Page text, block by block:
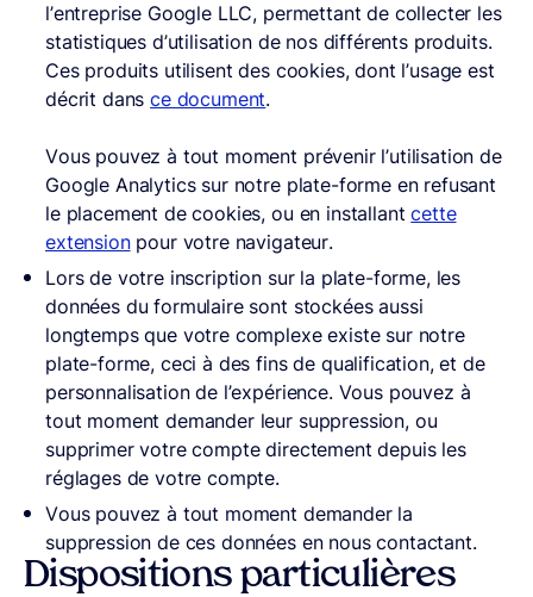
l’entreprise Google LLC, permettant de collecter les
statistiques d’utilisation de nos différents produits.
Ces produits utilisent des cookies, dont l’usage est
décrit dansce document.
Vous pouvez à tout moment prévenir l’utilisation de
Google Analytics sur notre plate-forme en refusant
le placement de cookies, ou en installantcette
extensionpour votre navigateur.
Lors de votre inscription sur la plate-forme, les
données du formulaire sont stockées aussi
longtemps que votre complexe existe sur notre
plate-forme, ceci à des fins de qualification, et de
personnalisation de l’expérience. Vous pouvez à
tout moment demander leur suppression, ou
supprimer votre compte directement depuis les
réglages de votre compte.
Vous pouvez à tout moment demander la
suppression de ces données en nous contactant.
Dispositions particulières